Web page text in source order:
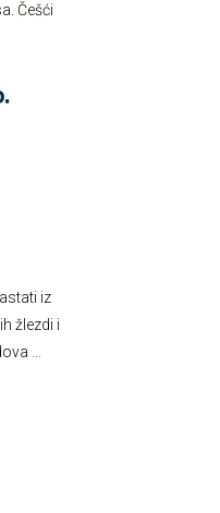
Češći
iz
žlezdi i
…